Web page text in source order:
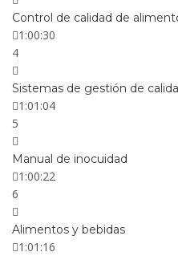
Control de calidad de
1:00:30
4
Sistemas de gestión de
1:01:04
5
Manual de inocuidad
1:00:22
6
Alimentos y bebidas
1:01:16